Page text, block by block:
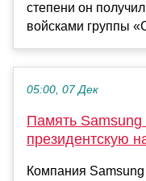
степени он
войсками группы
05:00, 07 Дек
Память
президентскую
Компания